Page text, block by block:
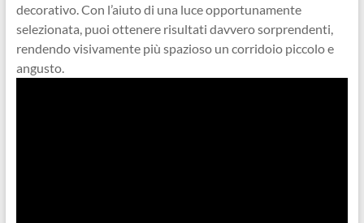
decorativo. Con l’aiuto di una luce opportunamente
selezionata, puoi ottenere risultati davvero sorprendenti,
rendendo visivamente più spazioso un corridoio piccolo e
angusto.